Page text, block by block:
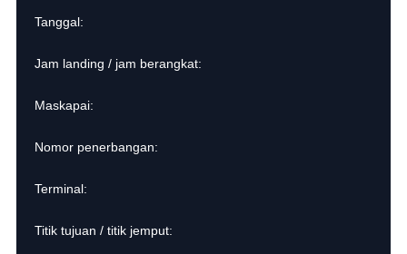
Tanggal:
Jam landing / jam berangkat:
Maskapai:
Nomor penerbangan:
Terminal:
Titik tujuan / titik jemput: